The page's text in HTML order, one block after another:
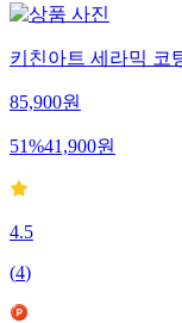
키친아트 세라믹 코
85,900원
51%41,900원
4.5
(4)